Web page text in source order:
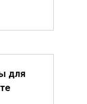
для